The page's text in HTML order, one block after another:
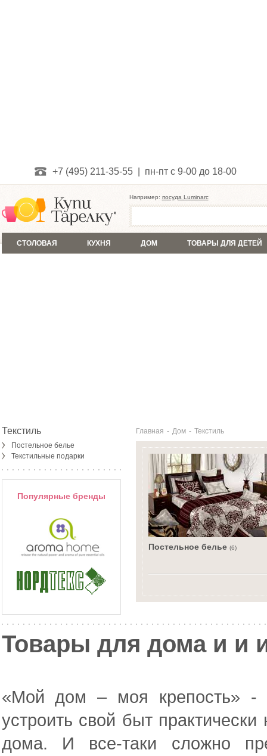
+7 (495) 211-35-55 | пн-пт с 9-00 до 18-00
Например: посуда Luminarc
СТОЛОВАЯ КУХНЯ ДОМ ТОВАРЫ ДЛЯ ДЕТЕЙ
Текстиль
Постельное белье
Текстильные подарки
Популярные бренды
Главная - Дом - Текстиль
Постельное белье (6)
Товары для дома и и
«Мой дом – моя крепость» -
устроить свой быт
дома. И все-таки сложно